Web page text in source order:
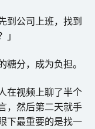
到公司上班，找到
分，成为负担。
在视频上聊了半个
，然后第二天就手
下最重要的是找一